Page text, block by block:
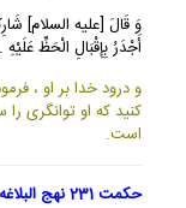
وَ قَالَ [عليه السلام]
أَجْدَرُ بِإِقْبَالِ الْحَظِّ عَلَيْهِ .
و درود خدا بر او ،
كنيد كه او توانگرى
است.
حکمت 231 نهج البلاغه ( تعریف عدل و احسان )